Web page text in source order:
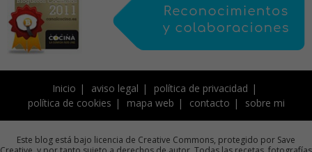
Inicio aviso legal
política de privacidad
política de cookies
mapa web contacto sobre mi
Este blog está bajo licencia de Creative Commons, protegido por Save